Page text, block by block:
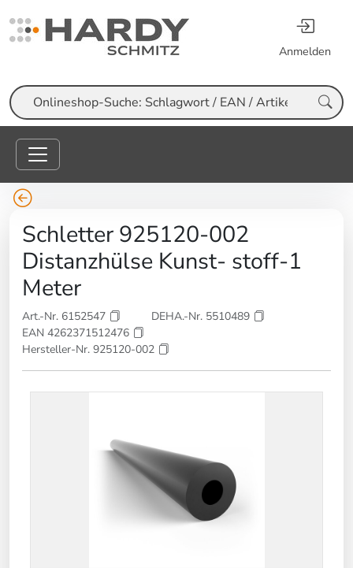
Anmelden
Suche
Schletter 925120-002
Distanzhülse Kunst- stoff-1
Meter
Art.-Nr. 6152547
DEHA.-Nr. 5510489
EAN 4262371512476
Hersteller-Nr. 925120-002